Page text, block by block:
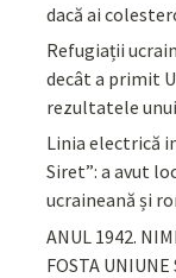
dacă ai
Refugiații
decât a primit
rezultatele
Linia electrică
Siret”: a avut
ucraineană și
ANUL 1942.
FOSTA